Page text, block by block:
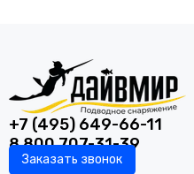
+7 (495) 649-66-11
8 800 707-31-39
Заказать звонок